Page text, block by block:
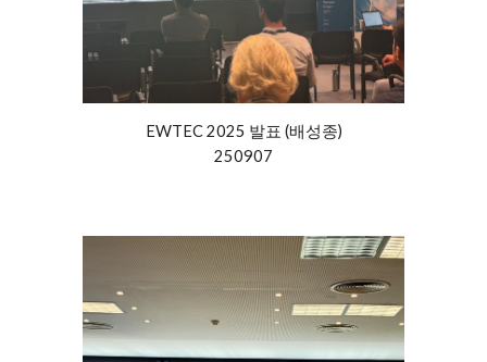
EWTEC 2025 발표 (배성종)
250907